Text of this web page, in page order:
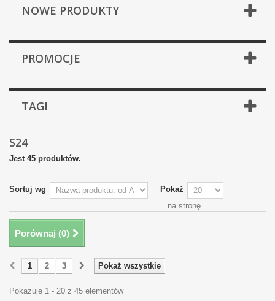
NOWE PRODUKTY
PROMOCJE
TAGI
S24
Jest 45 produktów.
Sortuj wg
Pokaż
na stronę
Porównaj (0)
Pokaż wszystkie
1 2 3
Pokazuje 1 - 20 z 45 elementów